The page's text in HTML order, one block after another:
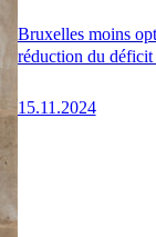
Bruxelles moins
réduction du
15.11.2024